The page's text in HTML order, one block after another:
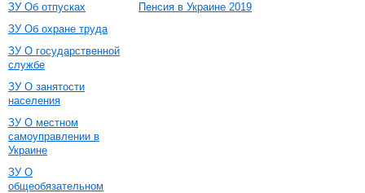
ЗУ Об отпусках
ЗУ Об охране труда
ЗУ О государственной
службе
ЗУ О занятости
населения
ЗУ О местном
самоуправлении в
Украине
ЗУ О
общеобязательном
Пенсия в Украине 2019